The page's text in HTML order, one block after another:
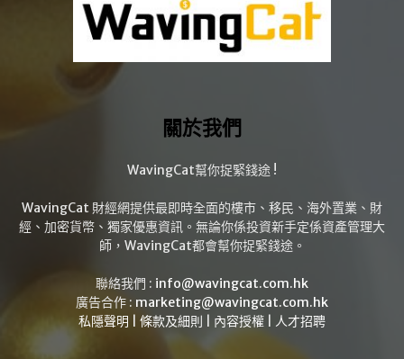
關於我們
WavingCat幫你捉緊錢途 !
WavingCat 財經網提供最即時全面的樓市、移民、海外置業、財
經、加密貨幣、獨家優惠資訊。無論你係投資新手定係資產管理大
師，WavingCat都會幫你捉緊錢途。
聯絡我們 : info@wavingcat.com.hk
廣告合作 : marketing@wavingcat.com.hk
私隱聲明
條款及細則 內容授權 人才招聘